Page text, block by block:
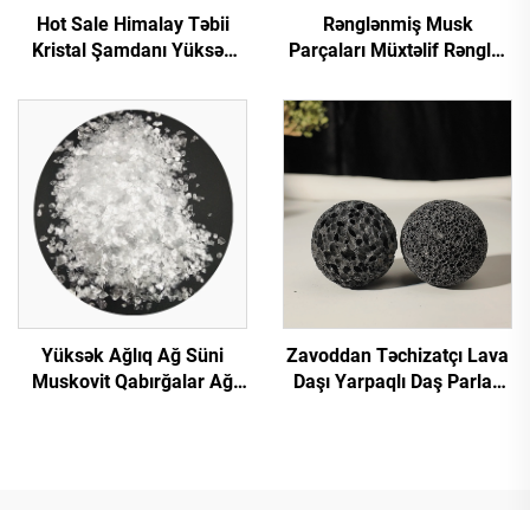
Hot Sale Himalay Təbii
Kristal Şamdanı Yüksək
Qaya Duzu Təbii Himalay
Duzları Şamdanı Lampa
Rənglənmiş Musk
Parçaları Müxtəlif Rənglər
Musk
Yüksək Ağlıq Ağ Süni
Muskovit Qabırğalar Ağ
Zavoddan Təchizatçı Lava
Daşı Yarpaqlı Daş Parlaq